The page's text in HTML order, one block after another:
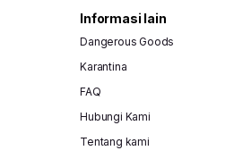
Informasi lain
Dangerous Goods
Karantina
FAQ
Hubungi Kami
Tentang kami